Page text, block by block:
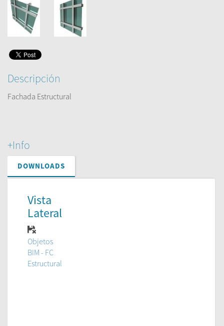
Descripción
Fachada Estructural
+Info
DOWNLOADS
Vista
Lateral
Objetos
BIM - FC
Estructural